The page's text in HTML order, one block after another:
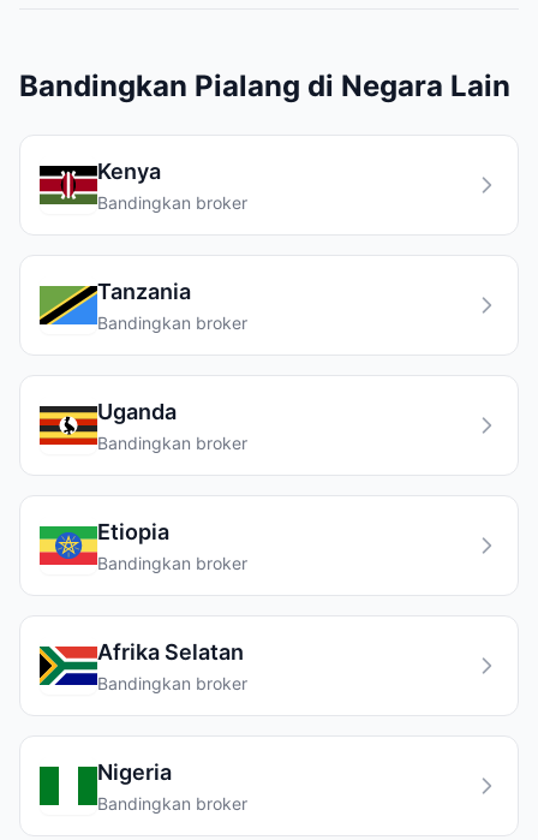
Bandingkan Pialang di Negara Lain
Kenya
Bandingkan broker
Tanzania
Bandingkan broker
Uganda
Bandingkan broker
Etiopia
Bandingkan broker
Afrika Selatan
Bandingkan broker
Nigeria
Bandingkan broker